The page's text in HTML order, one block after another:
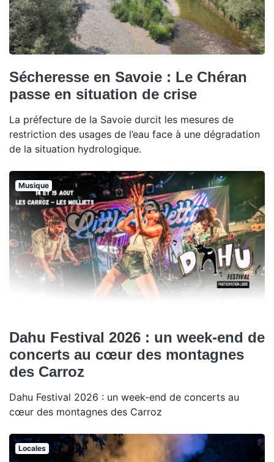
Sécheresse en Savoie : Le Chéran
passe en situation de crise
La préfecture de la Savoie durcit les mesures de
restriction des usages de l’eau face à une dégradation
de la situation hydrologique.
Musique
Dahu Festival 2026 : un week-end de
concerts au cœur des montagnes
des Carroz
Dahu Festival 2026 : un week-end de concerts au
cœur des montagnes des Carroz
Locales